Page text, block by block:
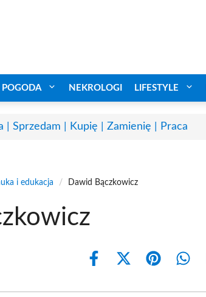
POGODA NEKROLOGI LIFESTYLE
| Sprzedam | Kupię | Zamienię | Praca
i edukacja / Dawid Bączkowicz
Share
Share
(Twitter)
Share Share